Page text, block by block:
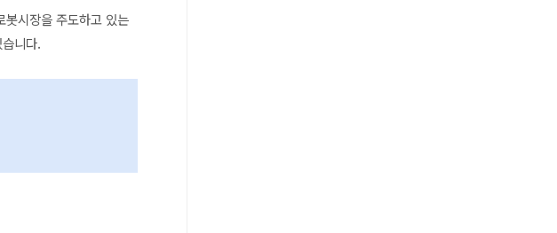
봇시장을 주도하고 있는
니다.